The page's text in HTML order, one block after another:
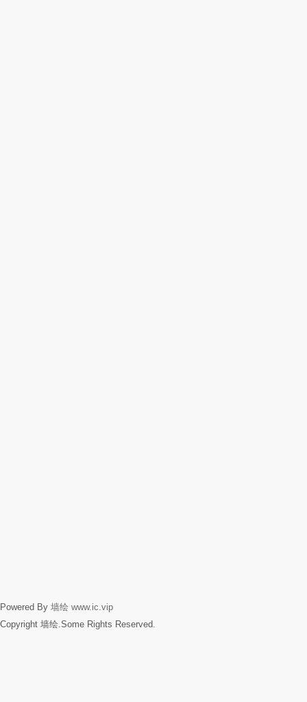
Powered By 墙绘 www.ic.vip
Copyright 墙绘.Some Rights Reserved.